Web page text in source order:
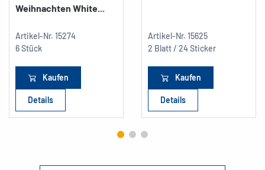
Weihnachten White...
Artikel-Nr. 15274
6 Stück
Kaufen
Details
Artikel-Nr. 15625
2 Blatt / 24 Sticker
Kaufen
Details